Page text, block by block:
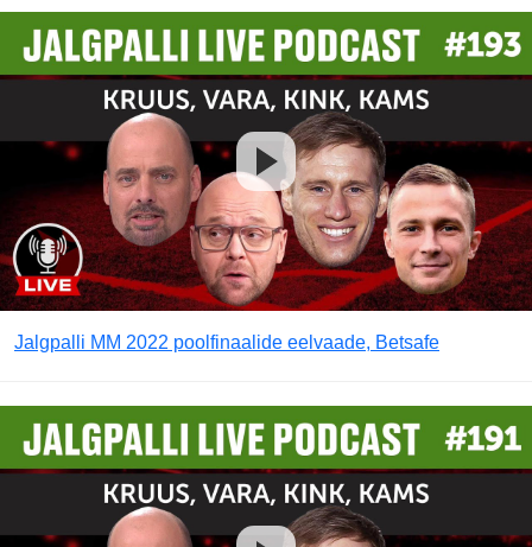
Jalgpalli MM 2022 poolfinaalide eelvaade, Betsafe